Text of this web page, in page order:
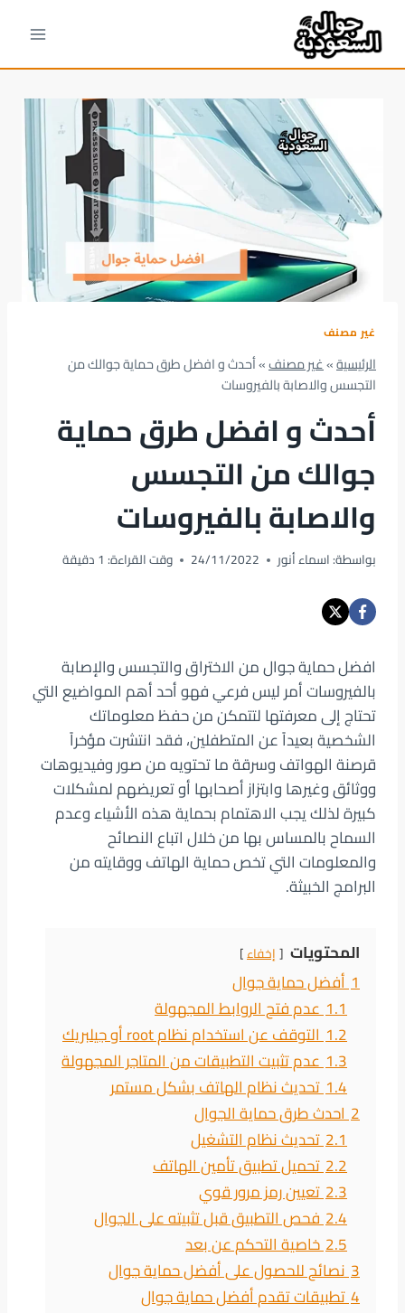
المحتوى
غير مصنف
الرئيسية»غير مصنف»أحدث و افضل طرق حماية جوالك من
التجسس والاصابة بالفيروسات
أحدث و افضل طرق حماية
جوالك من التجسس
والاصابة بالفيروسات
بواسطة:اسماء أنور 24/11/2022 وقت القراءة: 1دقيقة
افضل حماية جوال من الاختراق والتجسس والإصابة
بالفيروسات أمر ليس فرعي فهو أحد أهم المواضيع التي
تحتاج إلى معرفتها لتتمكن من حفظ معلوماتك
الشخصية بعيداً عن المتطفلين، فقد انتشرت مؤخراً
قرصنة الهواتف وسرقة ما تحتويه من صور وفيديوهات
ووثائق وغيرها وابتزاز أصحابها أو تعريضهم لمشكلات
كبيرة لذلك يجب الاهتمام بحماية هذه الأشياء وعدم
السماح بالمساس بها من خلال اتباع النصائح
والمعلومات التي تخص حماية الهاتف ووقايته من
البرامج الخبيثة.
المحتويات إخفاء
1أفضل حماية جوال
1.1عدم فتح الروابط المجهولة
1.2التوقف عن استخدام نظام root أو جيلبريك
1.3عدم تثبيت التطبيقات من المتاجر المجهولة
1.4تحديث نظام الهاتف بشكل مستمر
2احدث طرق حماية الجوال
2.1تحديث نظام التشغيل
2.2تحميل تطبيق تأمين الهاتف
2.3تعيين رمز مرور قوي
2.4فحص التطبيق قبل تثبيته على الجوال
2.5خاصية التحكم عن بعد
3نصائح للحصول على أفضل حماية جوال
4تطبيقات تقدم أفضل حماية جوال